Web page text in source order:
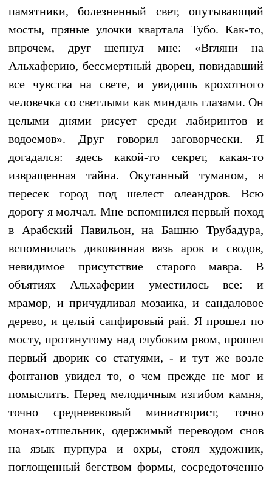
памятники, болезненный свет, опутывающий
мосты, пряные улочки квартала Тубо. Как-то,
впрочем, друг шепнул мне: «Вгляни на
Альхаферию, бессмертный дворец, повидавший
все чувства на свете, и увидишь крохотного
человечка со светлыми как миндаль глазами. Он
целыми днями рисует среди лабиринтов и
водоемов». Друг говорил заговорчески. Я
догадался: здесь какой-то секрет, какая-то
извращенная тайна. Окутанный туманом, я
пересек город под шелест олеандров. Всю
дорогу я молчал. Мне вспомнился первый поход
в Арабский Павильон, на Башню Трубадура,
вспомнилась диковинная вязь арок и сводов,
невидимое присутствие старого мавра. В
объятиях Альхаферии уместилось все: и
мрамор, и причудливая мозаика, и сандаловое
дерево, и целый сапфировый рай. Я прошел по
мосту, протянутому над глубоким рвом, прошел
первый дворик со статуями, - и тут же возле
фонтанов увидел то, о чем прежде не мог и
помыслить. Перед мелодичным изгибом камня,
точно средневековый миниатюрист, точно
монах-отшельник, одержимый переводом снов
на язык пурпура и охры, стоял художник,
поглощенный бегством формы, сосредоточенно